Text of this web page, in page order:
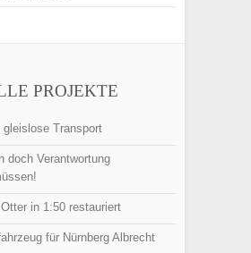
PROJEKTE
gleislose Transport
doch Verantwortung
in 1:50 restauriert
für Nürnberg Albrecht